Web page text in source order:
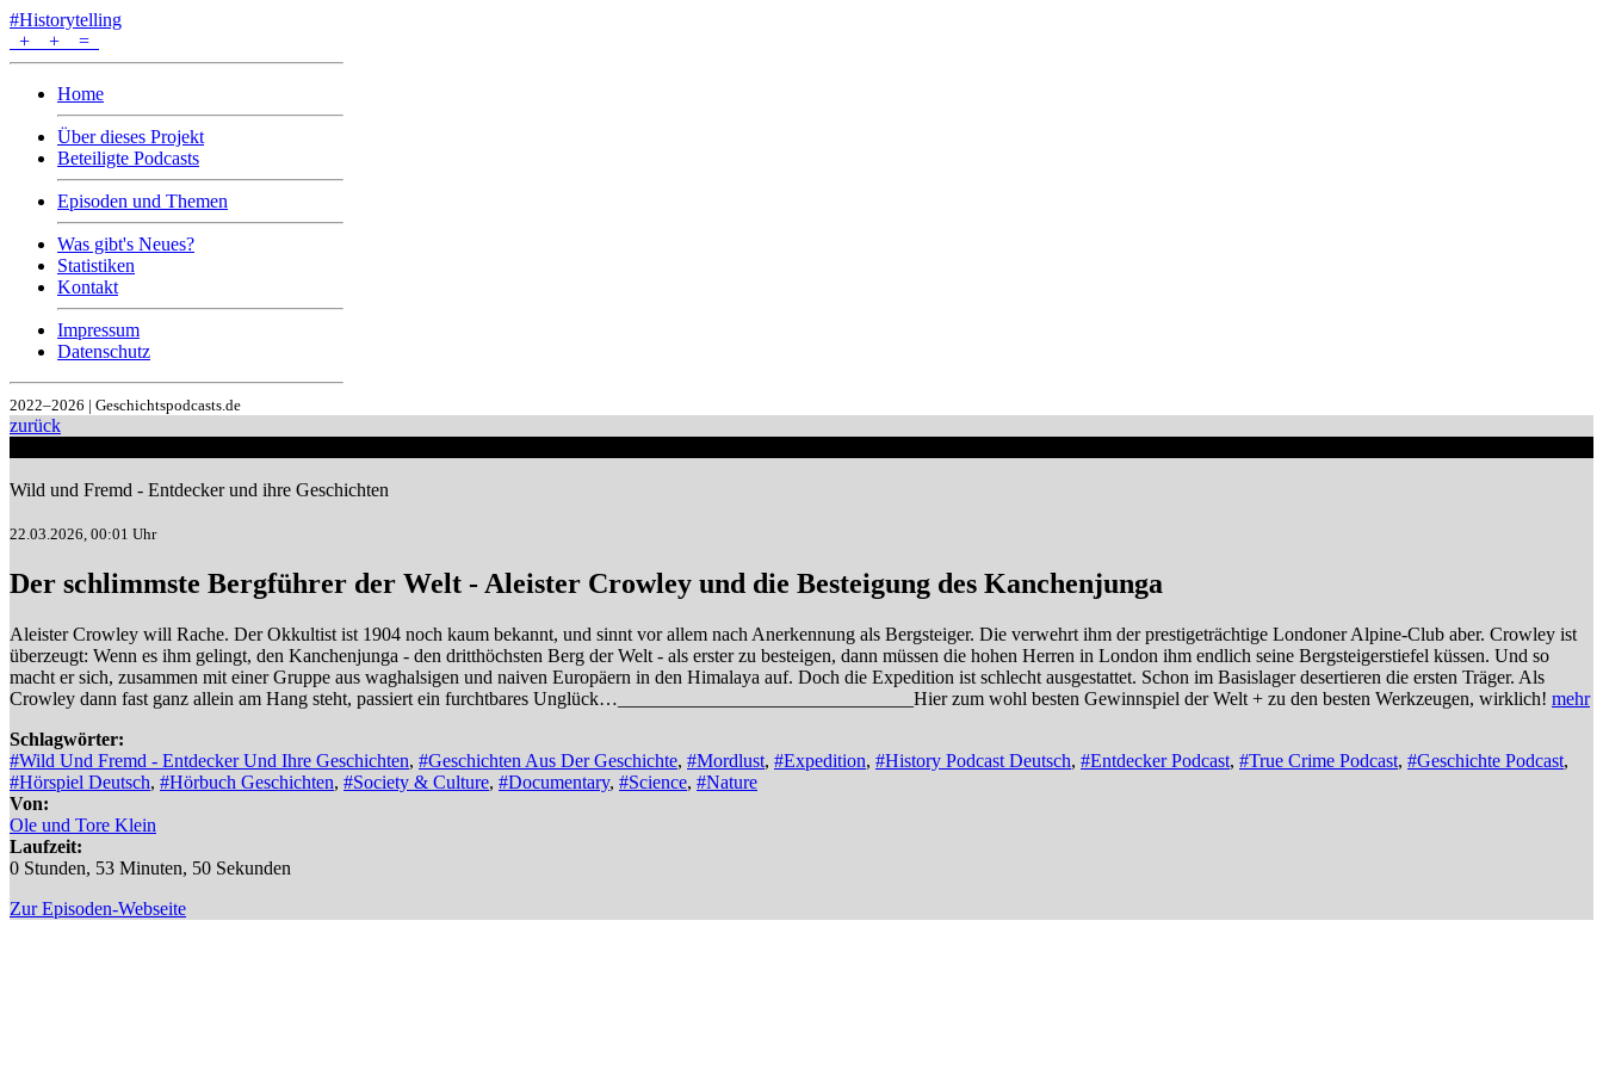
#Historytelling
+
+ =
Home
Über dieses Projekt
Beteiligte Podcasts
Episoden und Themen
Was gibt's Neues?
Statistiken
Kontakt
Impressum
Datenschutz
2022–2026 | Geschichtspodcasts.de
zurück
Wild und Fremd - Entdecker und ihre Geschichten
22.03.2026, 00:01 Uhr
Der schlimmste Bergführer der Welt - Aleister Crowley und die Besteigung des Kanchenjunga
Aleister Crowley will Rache. Der Okkultist ist 1904 noch kaum bekannt, und sinnt vor allem nach Anerkennung als Bergsteiger. Die verwehrt ihm der prestigeträchtige Londoner Alpine-Club aber. Crowley ist
überzeugt: Wenn es ihm gelingt, den Kanchenjunga - den dritthöchsten Berg der Welt - als erster zu besteigen, dann müssen die hohen Herren in London ihm endlich seine Bergsteigerstiefel küssen. Und so
macht er sich, zusammen mit einer Gruppe aus waghalsigen und naiven Europäern in den Himalaya auf. Doch die Expedition ist schlecht ausgestattet. Schon im Basislager desertieren die ersten Träger. Als
Crowley dann fast ganz allein am Hang steht, passiert ein furchtbares Unglück…_______________________________Hier zum wohl besten Gewinnspiel der Welt + zu den besten Werkzeugen, wirklich! mehr
Schlagwörter:
#Wild Und Fremd - Entdecker Und Ihre Geschichten, #Geschichten Aus Der Geschichte, #Mordlust, #Expedition, #History Podcast Deutsch, #Entdecker Podcast, #True Crime Podcast, #Geschichte Podcast,
#Hörspiel Deutsch, #Hörbuch Geschichten, #Society & Culture, #Documentary, #Science, #Nature
Von:
Ole und Tore Klein
Laufzeit:
0 Stunden, 53 Minuten, 50 Sekunden
Zur Episoden-Webseite